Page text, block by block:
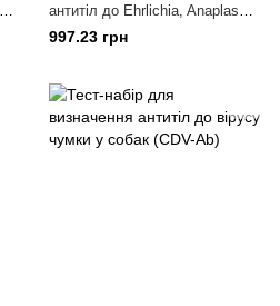
антитіл до Ehrlichia, Anaplasma
та Lyme (EHR/ANA/LYM) у
997.23 грн